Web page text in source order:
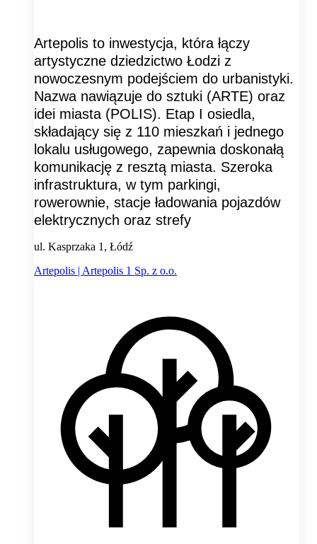
Artepolis to inwestycja, która łączy
artystyczne dziedzictwo Łodzi z
nowoczesnym podejściem do urbanistyki.
Nazwa nawiązuje do sztuki (ARTE) oraz
idei miasta (POLIS). Etap I osiedla,
składający się z 110 mieszkań i jednego
lokalu usługowego, zapewnia doskonałą
komunikację z resztą miasta. Szeroka
infrastruktura, w tym parkingi,
rowerownie, stacje ładowania pojazdów
elektrycznych oraz strefy
ul. Kasprzaka 1, Łódź
Artepolis | Artepolis 1 Sp. z o.o.